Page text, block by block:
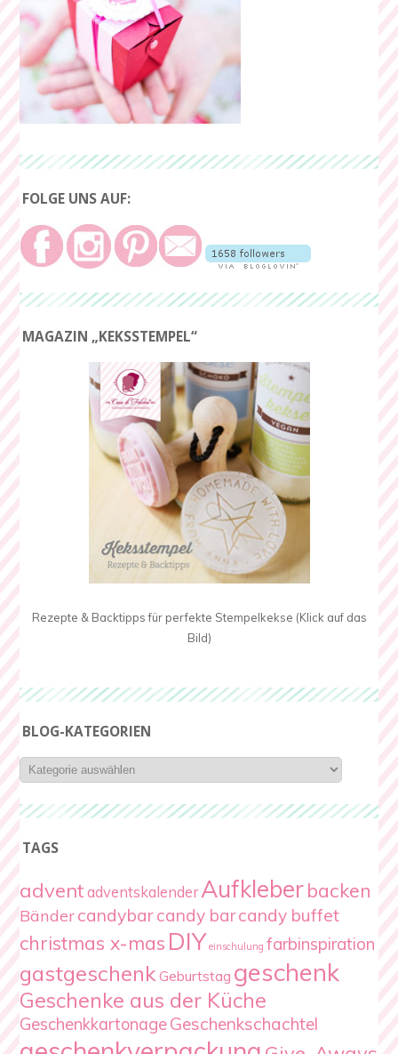
FOLGE UNS AUF:
MAGAZIN „KEKSSTEMPEL“
Rezepte & Backtipps für perfekte Stempelkekse (Klick auf das
Bild)
BLOG-KATEGORIEN
Blog-
Kategorien
TAGS
advent adventskalenderAufkleberbacken
Bändercandybarcandy barcandy buffet
christmas x-mas DIY einschulung farbinspiration
gastgeschenkGeburtstag geschenk
Geschenke aus der Küche
GeschenkkartonageGeschenkschachtel